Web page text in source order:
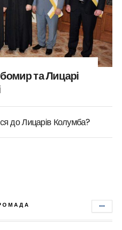
та Лицарі
до Лицарів Колумба?